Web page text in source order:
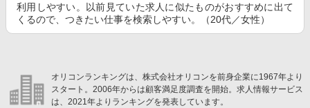
利用しやすい。以前見ていた求人に似たものがおすすめに出て
くるので、つきたい仕事を検索しやすい。（20代／女性）
オリコンランキングは、株式会社オリコンを前身企業に1967年より
スタート。2006年からは顧客満足度調査を開始。求人情報サービス
は、2021年よりランキングを発表しています。